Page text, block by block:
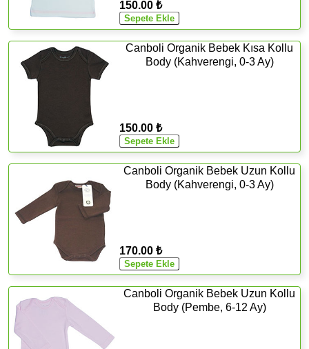
150.00 ₺
Canboli Organik Bebek Kısa Kollu
Body (Kahverengi, 0-3 Ay)
150.00 ₺
Canboli Organik Bebek Uzun Kollu
Body (Kahverengi, 0-3 Ay)
170.00 ₺
Canboli Organik Bebek Uzun Kollu
Body (Pembe, 6-12 Ay)